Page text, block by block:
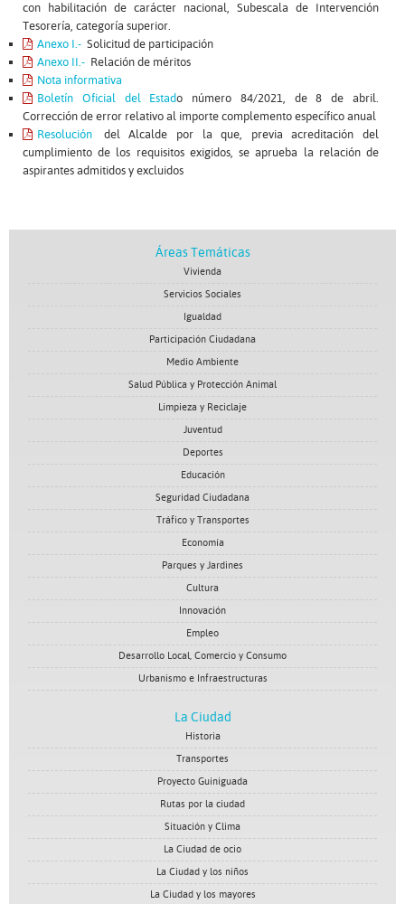
con habilitación de carácter nacional, Subescala de Intervención
Tesorería, categoría superior.
Anexo I.- Solicitud de participación
Anexo II.- Relación de méritos
Nota informativa
Boletín Oficial del Estado número 84/2021, de 8 de abril.
Corrección de error relativo al importe complemento específico anual
Resolución del Alcalde por la que, previa acreditación del
cumplimiento de los requisitos exigidos, se aprueba la relación de
aspirantes admitidos y excluidos
Áreas Temáticas
Vivienda
Servicios Sociales
Igualdad
Participación Ciudadana
Medio Ambiente
Salud Pública y Protección Animal
Limpieza y Reciclaje
Juventud
Deportes
Educación
Seguridad Ciudadana
Tráfico y Transportes
Economía
Parques y Jardines
Cultura
Innovación
Empleo
Desarrollo Local, Comercio y Consumo
Urbanismo e Infraestructuras
La Ciudad
Historia
Transportes
Proyecto Guiniguada
Rutas por la ciudad
Situación y Clima
La Ciudad de ocio
La Ciudad y los niños
La Ciudad y los mayores